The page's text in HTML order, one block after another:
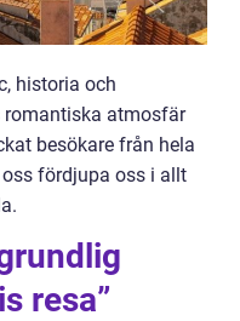
historia och
romantiska atmosfär
besökare från hela
fördjupa oss i allt
resa”